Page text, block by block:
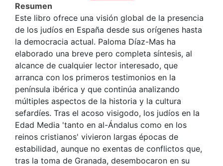
Resumen
Este libro ofrece una visión global de la presencia
de los judíos en España desde sus orígenes hasta
la democracia actual. Paloma Díaz-Mas ha
elaborado una breve pero completa síntesis, al
alcance de cualquier lector interesado, que
arranca con los primeros testimonios en la
península ibérica y que continúa analizando
múltiples aspectos de la historia y la cultura
sefardíes. Tras el acoso visigodo, los judíos en la
Edad Media 'tanto en al-Ándalus como en los
reinos cristianos' vivieron largas épocas de
estabilidad, aunque no exentas de conflictos que,
tras la toma de Granada, desembocaron en su